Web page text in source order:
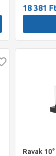
18 381
Ravak